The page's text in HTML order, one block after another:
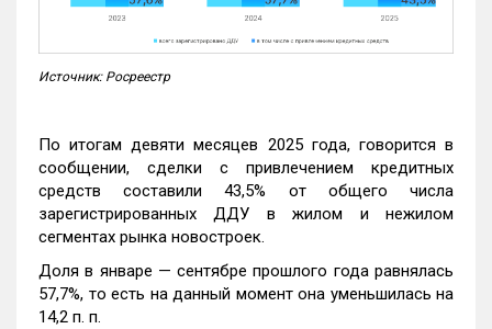
Источник: Росреестр
По итогам девяти месяцев 2025 года, говорится в
сообщении, сделки с привлечением кредитных
средств составили 43,5% от общего числа
зарегистрированных ДДУ в жилом и нежилом
сегментах рынка новостроек.
Доля в январе — сентябре прошлого года равнялась
57,7%, то есть на данный момент она уменьшилась на
14,2 п. п.